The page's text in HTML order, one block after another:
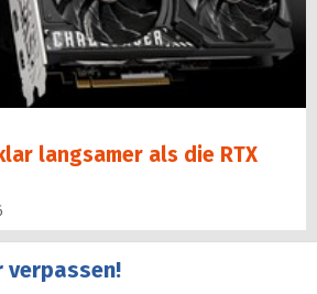
langsamer als die RTX
verpassen!